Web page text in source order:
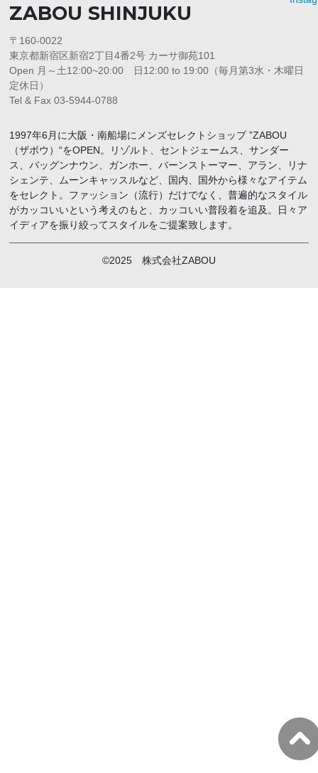
ZABOU SHINJUKU
〒160-0022
東京都新宿区新宿2丁目4番2号 カーサ御苑101
Open 月～土12:00~20:00 日12:00 to 19:00（毎月第3水・木曜日
定休日）
Tel & Fax 03-5944-0788
1997年6月に大阪・南船場にメンズセレクトショップ ”ZABOU
（ザボウ）“をOPEN。リゾルト、セントジェームス、サンダー
ス、バッグンナウン、ガンホー、バーンストーマー、アラン、リナ
シェンテ、ムーンキャッスルなど、国内、国外から様々なアイテム
をセレクト。ファッション（流行）だけでなく、普遍的なスタイル
がカッコいいという考えのもと、カッコいい普段着を追及。日々ア
イディアを振り絞ってスタイルをご提案致します。
©2025 株式会社ZABOU